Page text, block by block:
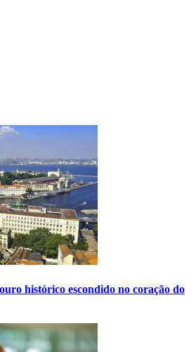
histórico escondido no coração do